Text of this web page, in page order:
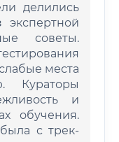
делились
советы.
места
Кураторы
и
обучения.
с трек-